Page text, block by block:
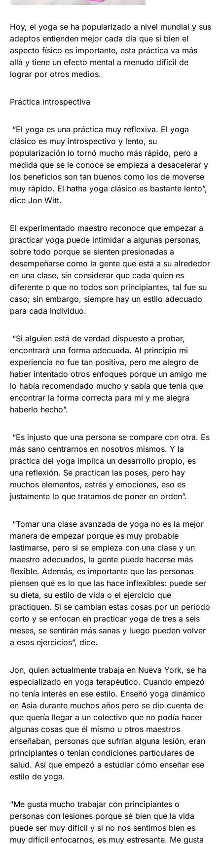
Hoy, el yoga se ha popularizado a nivel mundial y sus
adeptos entienden mejor cada día que si bien el
aspecto físico es importante, esta práctica va más
allá y tiene un efecto mental a menudo difícil de
lograr por otros medios.
Práctica introspectiva
“El yoga es una práctica muy reflexiva. El yoga
clásico es muy introspectivo y lento, su
popularización lo tornó mucho más rápido, pero a
medida que se le conoce se empieza a desacelerar y
los beneficios son tan buenos como los de moverse
muy rápido. El hatha yoga clásico es bastante lento”,
dice Jon Witt.
El experimentado maestro reconoce que empezar a
practicar yoga puede intimidar a algunas personas,
sobre todo porque se sienten presionadas a
desempeñarse como la gente que está a su alrededor
en una clase, sin considerar que cada quien es
diferente o que no todos son principiantes, tal fue su
caso; sin embargo, siempre hay un estilo adecuado
para cada individuo.
“Si alguien está de verdad dispuesto a probar,
encontrará una forma adecuada. Al principio mi
experiencia no fue tan positiva, pero me alegro de
haber intentado otros enfoques porque un amigo me
lo había recomendado mucho y sabía que tenía que
encontrar la forma correcta para mí y me alegra
haberlo hecho”.
“Es injusto que una persona se compare con otra. Es
más sano centrarnos en nosotros mismos. Y la
práctica del yoga implica un desarrollo propio, es
una reflexión. Se practican las poses, pero hay
muchos elementos, estrés y emociones, eso es
justamente lo que tratamos de poner en orden”.
“Tomar una clase avanzada de yoga no es la mejor
manera de empezar porque es muy probable
lastimarse, pero si se empieza con una clase y un
maestro adecuados, la gente puede hacerse más
flexible. Además, es importante que las personas
piensen qué es lo que las hace inflexibles: puede ser
su dieta, su estilo de vida o el ejercicio que
practiquen. Si se cambian estas cosas por un periodo
corto y se enfocan en practicar yoga de tres a seis
meses, se sentirán más sanas y luego pueden volver
a esos ejercicios”, dice.
Jon, quien actualmente trabaja en Nueva York, se ha
especializado en yoga terapéutico. Cuando empezó
no tenía interés en ese estilo. Enseñó yoga dinámico
en Asia durante muchos años pero se dio cuenta de
que quería llegar a un colectivo que no podía hacer
algunas cosas que él mismo u otros maestros
enseñaban, personas que sufrían alguna lesión, eran
principiantes o tenían condiciones particulares de
salud. Así que empezó a estudiar cómo enseñar ese
estilo de yoga.
“Me gusta mucho trabajar con principiantes o
personas con lesiones porque sé bien que la vida
puede ser muy difícil y si no nos sentimos bien es
muy difícil enfocarnos, es muy estresante. Me gusta